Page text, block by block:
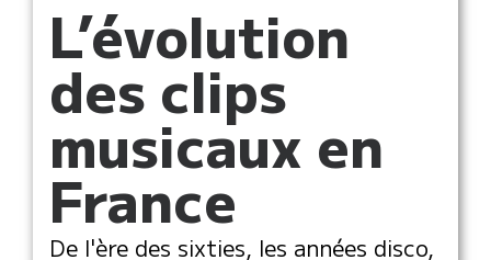
L’évolution
des clips
musicaux en
France
De l'ère des sixties, les années disco,